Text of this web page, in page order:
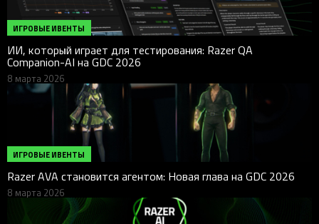
ИГРОВЫЕ ИВЕНТЫ
ИИ, который играет для тестирования: Razer QA
Companion-AI на GDC 2026
8 марта 2026
ИГРОВЫЕ ИВЕНТЫ
Razer AVA становится агентом: Новая глава на GDC 2026
8 марта 2026